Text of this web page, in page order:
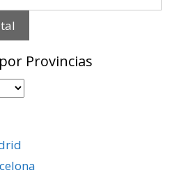
Provincias